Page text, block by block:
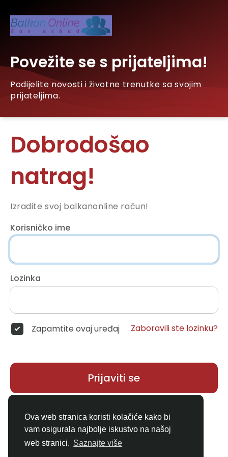
Ova web stranica koristi kolačiće kako bi
vam osigurala najbolje iskustvo na našoj
web stranici. Saznajte više
Povežite se s prijateljima!
Podijelite novosti i životne trenutke sa svojim
prijateljima.
Dobrodošao
natrag!
Izradite svoj balkanonline račun!
Korisničko ime
Lozinka
Zapamtite ovaj uređaj Zaboravili ste lozinku?
Prijaviti se